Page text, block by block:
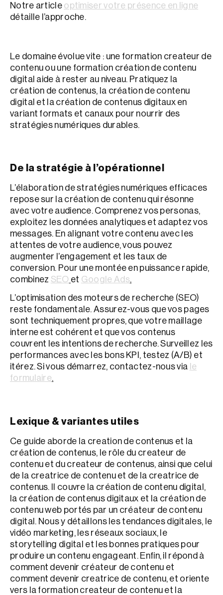
Notre article optimiser votre présence en ligne
détaille l’approche.
Le domaine évolue vite : une formation createur de
contenu ou une formation création de contenu
digital aide à rester au niveau. Pratiquez la
création de contenus, la création de contenu
digital et la création de contenus digitaux en
variant formats et canaux pour nourrir des
stratégies numériques durables.
De la stratégie à l’opérationnel
L’élaboration de stratégies numériques efficaces
repose sur la création de contenu qui résonne
avec votre audience. Comprenez vos personas,
exploitez les données analytiques et adaptez vos
messages. En alignant votre contenu avec les
attentes de votre audience, vous pouvez
augmenter l’engagement et les taux de
conversion. Pour une montée en puissance rapide,
combinez SEO et Google Ads.
L’optimisation des moteurs de recherche (SEO)
reste fondamentale. Assurez-vous que vos pages
sont techniquement propres, que votre maillage
interne est cohérent et que vos contenus
couvrent les intentions de recherche. Surveillez les
performances avec les bons KPI, testez (A/B) et
itérez. Si vous démarrez, contactez-nous via le
formulaire.
Lexique & variantes utiles
Ce guide aborde la creation de contenus et la
création de contenus, le rôle du createur de
contenu et du createur de contenus, ainsi que celui
de la creatrice de contenu et de la creatrice de
contenus. Il couvre la création de contenu digital,
la création de contenus digitaux et la création de
contenu web portés par un créateur de contenu
digital. Nous y détaillons les tendances digitales, le
vidéo marketing, les réseaux sociaux, le
storytelling digital et les bonnes pratiques pour
produire un contenu engageant. Enfin, il répond à
comment devenir créateur de contenu et
comment devenir creatrice de contenu, et oriente
vers la formation createur de contenu et la